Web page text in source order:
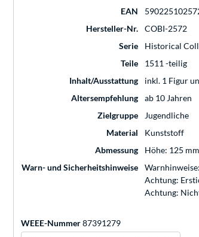
EAN
Hersteller-Nr.
COBI-2572
Serie
Historical
Teile
1511 -teilig
Inhalt/Ausstattung
inkl. 1 Figur
Altersempfehlung
ab 10 Jahren
Zielgruppe
Jugendliche
Material
Kunststoff
Abmessung
Höhe: 125
Warn- und Sicherheitshinweise
Warnhinweise:
Achtung:
Achtung:
WEEE-Nummer87391279